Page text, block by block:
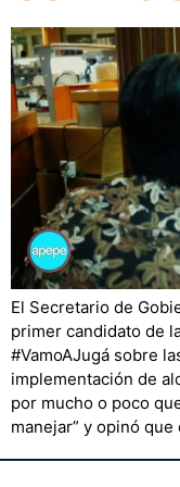
El Secretario de
primer candidato de
#VamoAJugá sobre
implementación de
por mucho o poco
manejar” y opinó